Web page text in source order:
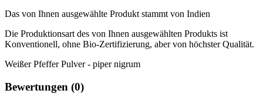
Das von Ihnen ausgewählte Produkt stammt von Indien
Die Produktionsart des von Ihnen ausgewählten Produkts ist
Konventionell, ohne Bio-Zertifizierung, aber von höchster Qualität.
Weißer Pfeffer Pulver - piper nigrum
Bewertungen (0)